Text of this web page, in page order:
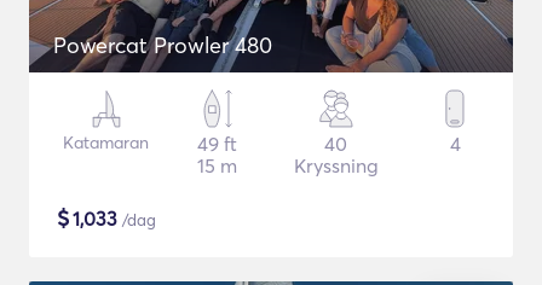
Powercat Prowler 480
Katamaran
49 ft
15 m
40
Kryssning
4
$1,033 /dag